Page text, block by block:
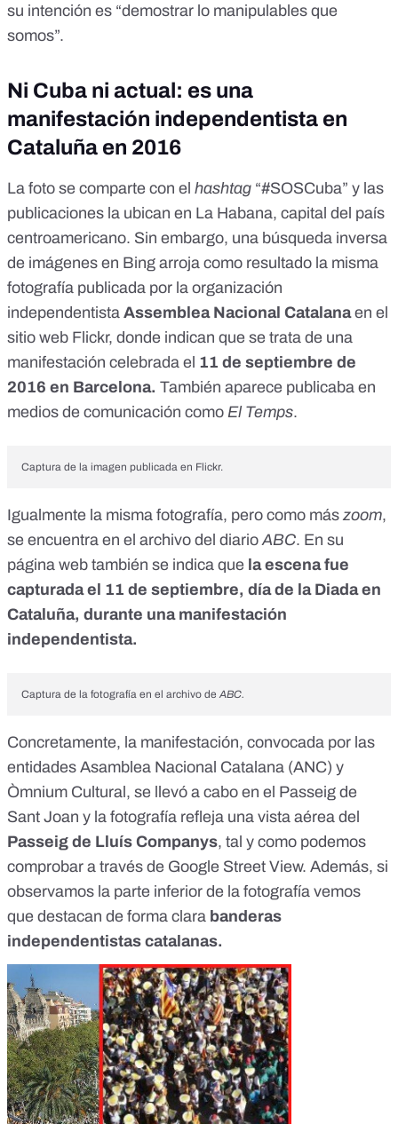
su intención es “demostrar lo manipulables que
somos”.
Ni Cuba ni actual: es una
manifestación independentista en
Cataluña en 2016
La foto se comparte con el hashtag “#SOSCuba” y las
publicaciones la ubican en La Habana, capital del país
centroamericano. Sin embargo, una búsqueda inversa
de imágenes en Bing arroja como resultado la misma
fotografía publicada por la organización
independentista Assemblea Nacional Catalanaen el
sitio web Flickr, donde indican que se trata de una
manifestación celebrada el 11 de septiembre de
2016 en Barcelona. También aparece publicaba en
medios de comunicación como El Temps.
Captura de la imagen publicada en Flickr.
Igualmente la misma fotografía, pero como mászoom,
se encuentra en el archivo del diarioABC. En su
página web también se indica que la escena fue
capturada el 11 de septiembre, día de la Diada en
Cataluña, durante una manifestación
independentista.
Captura de la fotografía en el archivo de ABC.
Concretamente, la manifestación, convocada por las
entidades Asamblea Nacional Catalana (ANC) y
Òmnium Cultural, se llevó a cabo en el Passeig de
Sant Joan y la fotografía refleja una vista aérea del
Passeig de Lluís Companys, tal y como podemos
comprobar a través de Google Street View. Además, si
observamos la parte inferior de la fotografía vemos
que destacan de forma clara banderas
independentistas catalanas.